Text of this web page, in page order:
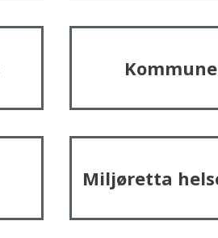
Miljøretta